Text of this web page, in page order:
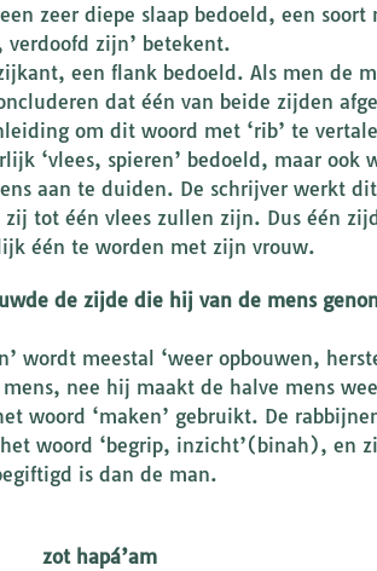
zeer diepe slaap bedoeld, een soort
verdoofd zijn’ betekent.
een flank bedoeld. Als men de
dat één van beide zijden
om dit woord met ‘rib’ te
‘vlees, spieren’ bedoeld, maar
aan te duiden. De schrijver werkt
tot één vlees zullen zijn. Dus één
één te worden met zijn vrouw.
de zijde die hij van de mens
wordt meestal ‘weer opbouwen,
nee hij maakt de halve mens
woord ‘maken’ gebruikt. De
woord ‘begrip, inzicht’(binah), en
is dan de man.